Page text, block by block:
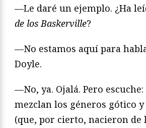
—Le daré un ejemplo. ¿Ha
de los Baskerville?
—No estamos aquí para
Doyle.
—No, ya. Ojalá. Pero escuche:
mezclan los géneros gótico
(que, por cierto, nacieron de